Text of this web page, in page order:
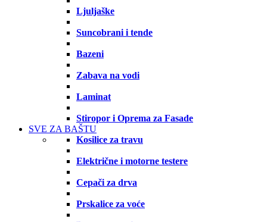
Ljuljaške
Suncobrani i tende
Bazeni
Zabava na vodi
Laminat
Stiropor i Oprema za Fasade
SVE ZA BAŠTU
Kosilice za travu
Električne i motorne testere
Cepači za drva
Prskalice za voće